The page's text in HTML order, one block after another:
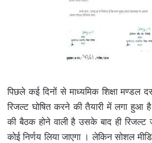
पिछले कई दिनों से माध्यमिक शिक्षा मण्डल
रिजल्ट घोषित करने की तैयारी में लगा हुआ
की बैठक होने वाली है उसके बाद ही रिजल्ट
कोई निर्णय लिया जाएगा । लेकिन सोशल